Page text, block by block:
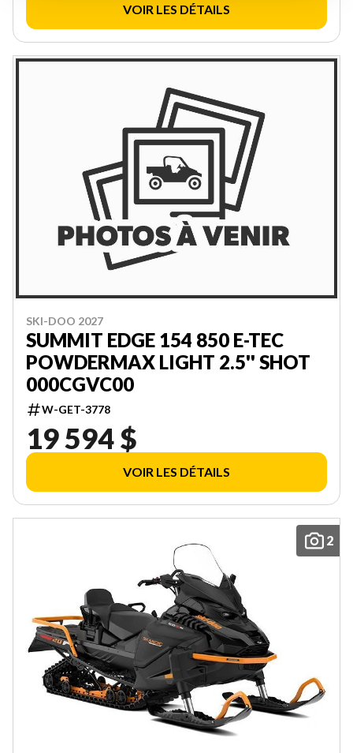
VOIR LES DÉTAILS
SKI-DOO 2027
SUMMIT EDGE 154 850 E-TEC
POWDERMAX LIGHT 2.5'' SHOT
000CGVC00
W-GET-3778
19 594 $
VOIR LES DÉTAILS
2